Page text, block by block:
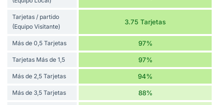
Tarjetas / partido
(Equipo Visitante)
3.75 Tarjetas
Más de 0,5 Tarjetas 97%
Tarjetas Más de 1,5 97%
Más de 2,5 Tarjetas 94%
Más de 3,5 Tarjetas 88%